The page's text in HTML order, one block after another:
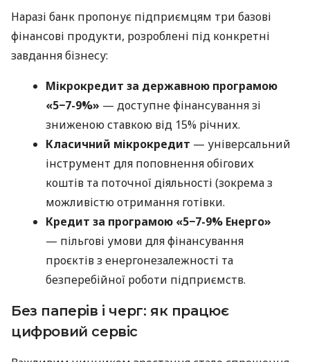
Наразі банк пропонує підприємцям три базові
фінансові продукти, розроблені під конкретні
завдання бізнесу:
Мікрокредит за державною програмою
«5−7-9%» — доступне фінансування зі
зниженою ставкою від 15% річних.
Класичний мікрокредит — універсальний
інструмент для поповнення обігових
коштів та поточної діяльності (зокрема з
можливістю отримання готівки.
Кредит за програмою «5−7-9% Енерго»
— пільгові умови для фінансування
проєктів з енергонезалежності та
безперебійної роботи підприємств.
Без паперів і черг: як працює
цифровий сервіс